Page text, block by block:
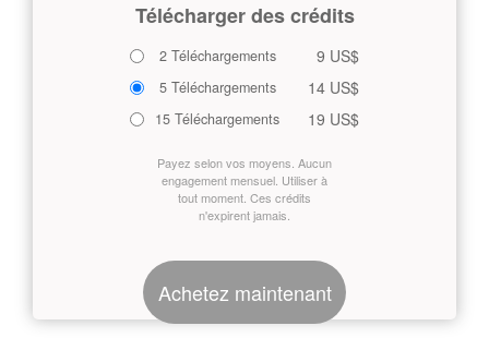
Télécharger des crédits
2 Téléchargements 9 US$
5 Téléchargements 14 US$
15 Téléchargements 19 US$
Payez selon vos moyens. Aucun
engagement mensuel. Utiliser à
tout moment. Ces crédits
n'expirent jamais.
Achetez maintenant